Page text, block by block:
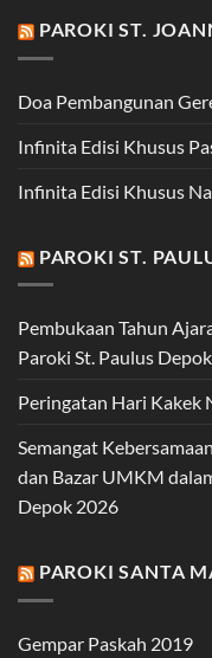
PAROKI ST.
Doa Pembangunan
Infinita Edisi Khusus
Infinita Edisi Khusus
PAROKI ST.
Pembukaan Tahun
Paroki St. Paulus Depok
Peringatan Hari Kakek
Semangat
dan Bazar UMKM
Depok 2026
PAROKI SANTA
Gempar Paskah 2019